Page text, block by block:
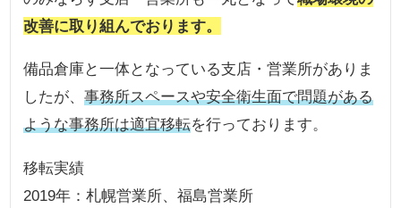
改善に取り組んでおります。
備品倉庫と一体となっている支店・営業所がありま
したが、事務所スペースや安全衛生面で問題がある
ような事務所は適宜移転を行っております。
移転実績
2019年：札幌営業所、福島営業所